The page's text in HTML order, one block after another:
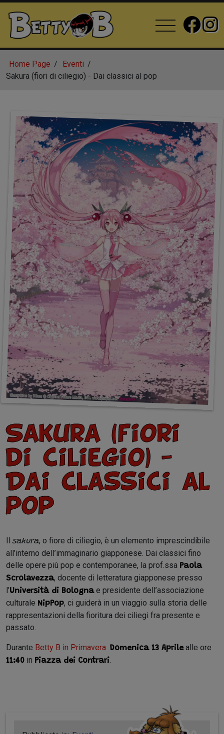
Home Page
Eventi
Sakura (fiori di ciliegio) - Dai classici al pop
Sakura (fiori
di ciliegio) -
Dai classici al
pop
Ilsakura, o fiore di ciliegio, è un elemento imprescindibile
all’interno dell’immaginario giapponese. Dai classici fino
delle opere più pop e contemporanee, la prof.ssa Paola
Scrolavezza, docente di letteratura giapponese presso
l’Università di Bolognae presidente dell’associazione
culturale NipPop, ci guiderà in un viaggio sulla storia delle
rappresentazioni della fioritura dei ciliegi fra presente e
passato.
Durante Betty B in Primavera Domenica 13 Aprile alle ore
11:40 in Piazza dei Contrari.